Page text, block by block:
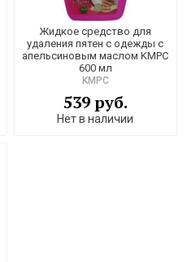
Жидкое средство для
удаления пятен с одежды c
апельсиновым маслом KMPC
600 мл
KMPC
539 руб.
Нет в наличии